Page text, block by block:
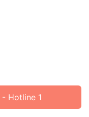
- Hotline 1